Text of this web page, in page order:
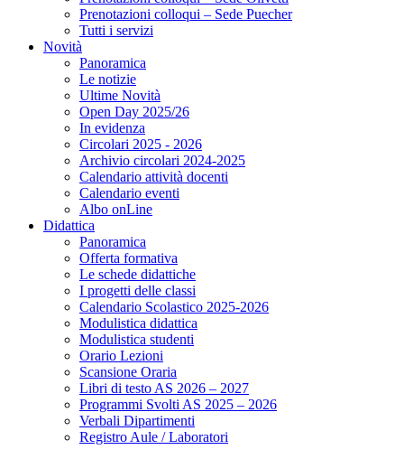
Prenotazioni colloqui – Sede Puecher
Tutti i servizi
Novità
Panoramica
Le notizie
Ultime Novità
Open Day 2025/26
In evidenza
Circolari 2025 - 2026
Archivio circolari 2024-2025
Calendario attività docenti
Calendario eventi
Albo onLine
Didattica
Panoramica
Offerta formativa
Le schede didattiche
I progetti delle classi
Calendario Scolastico 2025-2026
Modulistica didattica
Modulistica studenti
Orario Lezioni
Scansione Oraria
Libri di testo AS 2026 – 2027
Programmi Svolti AS 2025 – 2026
Verbali Dipartimenti
Registro Aule / Laboratori